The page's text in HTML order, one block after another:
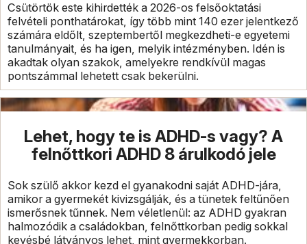
Csütörtök este kihirdették a 2026-os felsőoktatási
felvételi ponthatárokat, így több mint 140 ezer jelentkező
számára eldőlt, szeptembertől megkezdheti-e egyetemi
tanulmányait, és ha igen, melyik intézményben. Idén is
akadtak olyan szakok, amelyekre rendkívül magas
pontszámmal lehetett csak bekerülni.
Lehet, hogy te is ADHD-s vagy? A
felnőttkori ADHD 8 árulkodó jele
Sok szülő akkor kezd el gyanakodni saját ADHD-jára,
amikor a gyermekét kivizsgálják, és a tünetek feltűnően
ismerősnek tűnnek. Nem véletlenül: az ADHD gyakran
halmozódik a családokban, felnőttkorban pedig sokkal
kevésbé látványos lehet, mint gyermekkorban.